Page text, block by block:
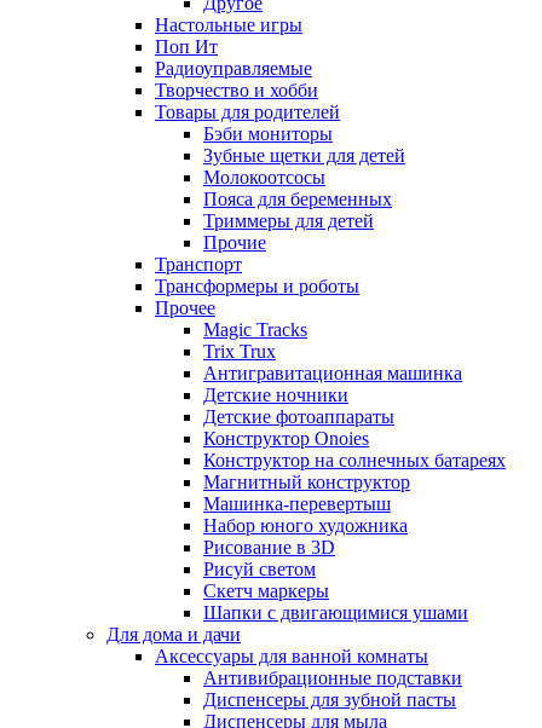
Настольные игры
Поп Ит
Радиоуправляемые
Творчество и хобби
Товары для родителей
Бэби мониторы
Зубные щетки для детей
Молокоотсосы
Пояса для беременных
Триммеры для детей
Прочие
Транспорт
Трансформеры и роботы
Прочее
Magic Tracks
Trix Trux
Антигравитационная машинка
Детские ночники
Детские фотоаппараты
Конструктор Onoies
Конструктор на солнечных батареях
Магнитный конструктор
Машинка-перевертыш
Набор юного художника
Рисование в 3D
Рисуй светом
Скетч маркеры
Шапки с двигающимися ушами
Для дома и дачи
Аксессуары для ванной комнаты
Антивибрационные подставки
Диспенсеры для зубной пасты
Диспенсеры для мыла